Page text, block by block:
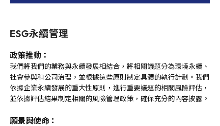
ESG永續管理
政策推動：
我們將我們的業務與永續發展相結合，將相關議題分為環境永續、
社會參與和公司治理，並根據這些原則制定具體的執行計劃。我們
依據企業永續發展的重大性原則，進行重要議題的相關風險評估，
並依據評估結果制定相關的風險管理政策，確保充分的內容披露。
願景與使命：